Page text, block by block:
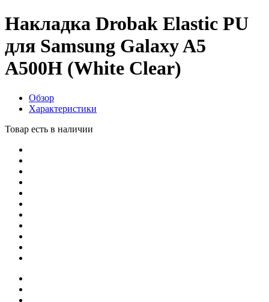
Накладка Drobak Elastic PU
для Samsung Galaxy A5
A500H (White Clear)
Обзор
Характеристики
Товар есть в наличии